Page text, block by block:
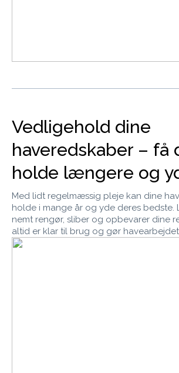
Vedligehold dine
haveredskaber – få
holde længere og
Med lidt regelmæssig pleje kan dine
holde i mange år og yde deres
nemt rengør, sliber og opbevarer dine
altid er klar til brug og gør